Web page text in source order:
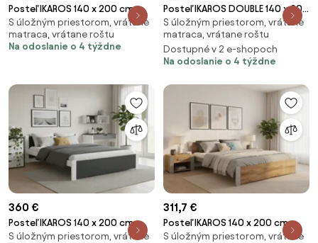
Posteľ IKAROS 140 x 200 cm,
antracit/biela Rošt: S latkovým
roštom, Matrac: Matrac DELUXE
10 cm
S úložným priestorom, vrátane
matraca, vrátane roštu
Na odoslanie o 4 týždne
Posteľ IKAROS DOUBLE 140 x 200
cm, dub artisan/biela Rošt: S
lamelovým roštom, Matrac:
Matrac SOMMERA 18 cm
S úložným priestorom, vrátane
matraca, vrátane roštu
Dostupné v 2 e-shopoch
Na odoslanie o 4 týždne
360 €
Posteľ IKAROS 140 x 200 cm,
antracit/biela Rošt: S latkovým
S úložným priestorom, vrátane
311,7 €
Posteľ IKAROS 140 x 200 cm,
dub artisan/sivá Rošt: S
S úložným priestorom, vrátane